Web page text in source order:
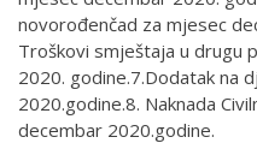
novorođenčad za mjesec
Troškovi smještaja u drugu
2020. godine.7.Dodatak na
2020.godine.8. Naknada
decembar 2020.godine.